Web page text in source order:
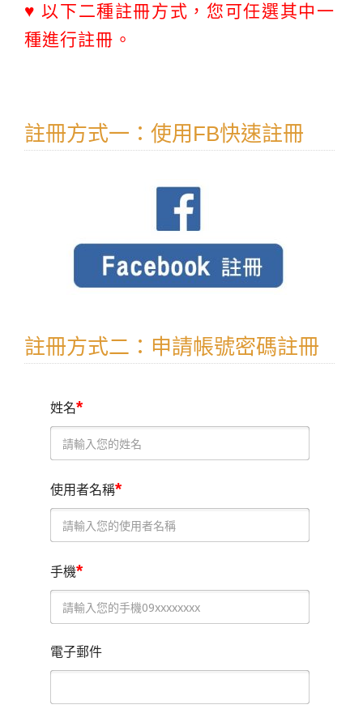
♥ 以下二種註冊方式，您可任選其中一
種進行註冊。
註冊方式一：使用FB快速註冊
註冊方式二：申請帳號密碼註冊
姓名*
使用者名稱*
手機*
電子郵件